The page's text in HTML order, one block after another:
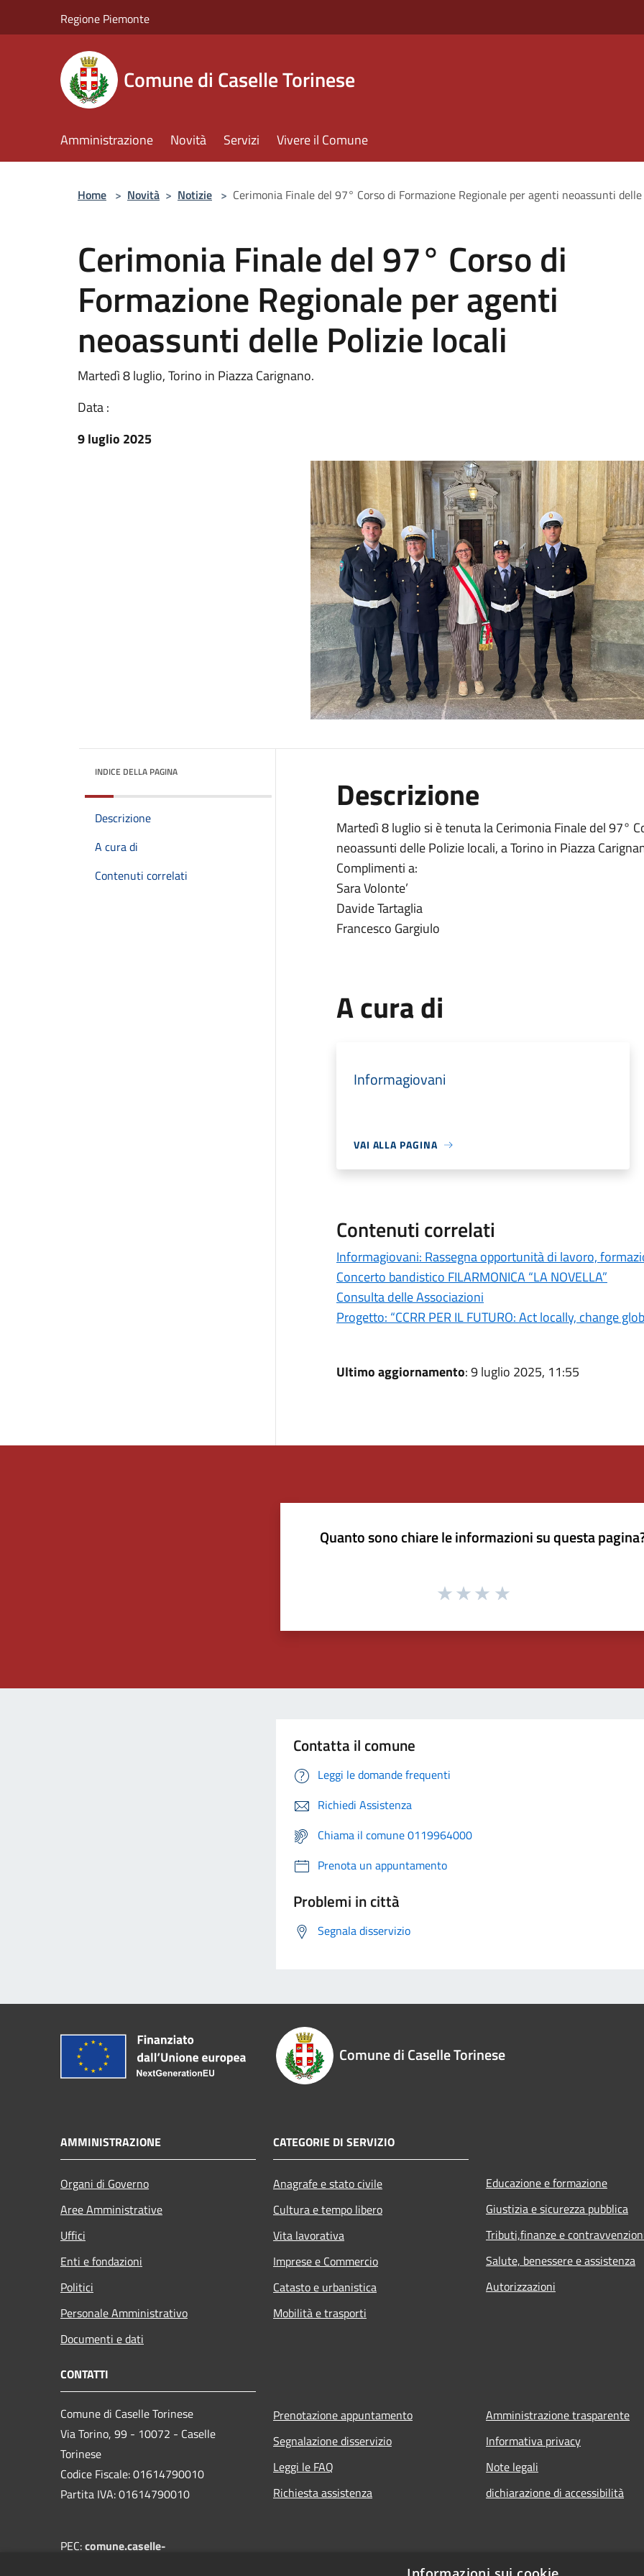
Regione Piemonte
Comune di Caselle Torinese
Amministrazione Novità Servizi Vivere il Comune
Home > Novità > Notizie > Cerimonia Finale del 97° Corso di Formazione Regionale per agenti neoassunti
Cerimonia Finale del 97° Corso di
Formazione Regionale per agenti
neoassunti delle Polizie locali
Martedì 8 luglio, Torino in Piazza Carignano.
Data :
9 luglio 2025
INDICE DELLA PAGINA
Descrizione
A cura di
Contenuti correlati
Descrizione
Martedì 8 luglio si è tenuta la Cerimonia Finale del 97°
neoassunti delle Polizie locali, a Torino in Piazza
Complimenti a:
Sara Volonte’
Davide Tartaglia
Francesco Gargiulo
A cura di
Informagiovani
VAI ALLA PAGINA
Contenuti correlati
Informagiovani: Rassegna opportunità di lavoro,
Concerto bandistico FILARMONICA “LA NOVELLA”
Consulta delle Associazioni
Progetto: “CCRR PER IL FUTURO: Act locally, change
Ultimo aggiornamento: 9 luglio 2025, 11:55
Quanto sono chiare le informazioni su questa
Contatta il comune
Leggi le domande frequenti
Richiedi Assistenza
Chiama il comune 0119964000
Prenota un appuntamento
Problemi in città
Segnala disservizio
Comune di Caselle Torinese
AMMINISTRAZIONE
Organi di Governo
Aree Amministrative
Uffici
Enti e fondazioni
Politici
Personale Amministrativo
Documenti e dati
CATEGORIE DI SERVIZIO
Anagrafe e stato civile
Cultura e tempo libero
Vita lavorativa
Imprese e Commercio
Catasto e urbanistica
Mobilità e trasporti
Educazione e formazione
Giustizia e sicurezza pubblica
Tributi,finanze e
Salute, benessere e assistenza
Autorizzazioni
CONTATTI
Comune di Caselle Torinese
Via Torino, 99 - 10072 - Caselle
Torinese
Codice Fiscale: 01614790010
Partita IVA: 01614790010
PEC:comune.caselle-
Prenotazione appuntamento
Segnalazione disservizio
Leggi le FAQ
Richiesta assistenza
Amministrazione trasparente
Informativa privacy
Note legali
dichiarazione di accessibilità